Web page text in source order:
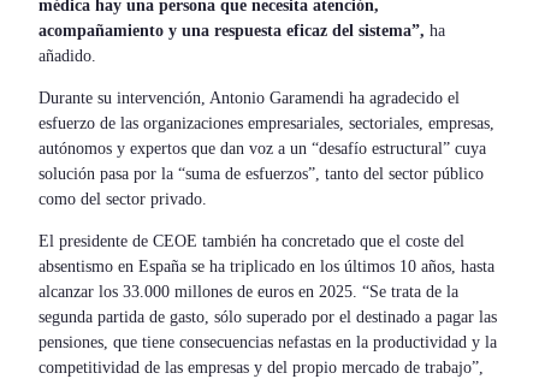
médica hay una persona que necesita atención,
acompañamiento y una respuesta eficaz del sistema”, ha
añadido.
Durante su intervención, Antonio Garamendi ha agradecido el
esfuerzo de las organizaciones empresariales, sectoriales, empresas,
autónomos y expertos que dan voz a un “desafío estructural” cuya
solución pasa por la “suma de esfuerzos”, tanto del sector público
como del sector privado.
El presidente de CEOE también ha concretado que el coste del
absentismo en España se ha triplicado en los últimos 10 años, hasta
alcanzar los 33.000 millones de euros en 2025. “Se trata de la
segunda partida de gasto, sólo superado por el destinado a pagar las
pensiones, que tiene consecuencias nefastas en la productividad y la
competitividad de las empresas y del propio mercado de trabajo”,